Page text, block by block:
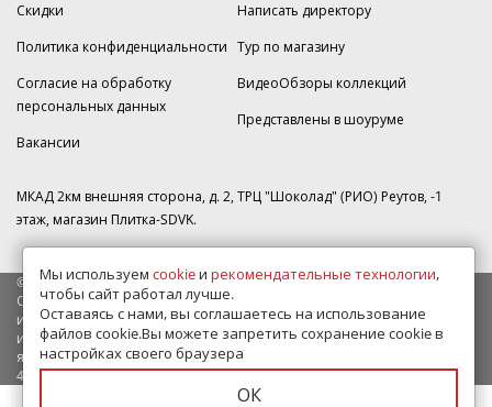
Скидки
Политика конфиденциальности
Согласие на обработку
персональных данных
Вакансии
Написать директору
Тур по магазину
ВидеоОбзоры коллекций
Представлены в шоуруме
МКАД 2км внешняя сторона, д. 2, ТРЦ "Шоколад" (РИО) Реутов, -1
этаж, магазин Плитка-SDVK.
© 2009—2026 г. Все права защищены
Обращаем Ваше внимание на то, что данный интернет-сайт носит
исключительно информационный характер и ни при каких условиях
информационные материалы и цены, размещенные на сайте, не
являются публичной офертой, определяемой положениями Статьи
437 Гражданского кодекса РФ.
Мы используем cookieи рекомендательные технологии,
чтобы сайт работал лучше.
Оставаясь с нами, вы соглашаетесь на использование
файлов cookie.Вы можете запретить сохранение cookie в
настройках своего браузера
ОК